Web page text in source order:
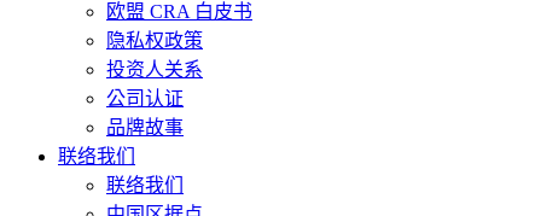
欧盟 CRA 白皮书
隐私权政策
投资人关系
公司认证
品牌故事
联络我们
联络我们